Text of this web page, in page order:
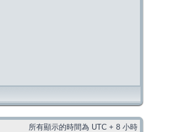
所有顯示的時間為 UTC + 8 小時